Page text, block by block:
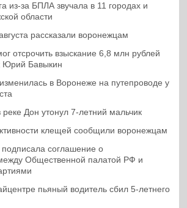
из-за БПЛА звучала в 11 городах и
области
рассказали воронежцам
отсрочить взыскание 6,8 млн рублей
Юрий Бавыкин
в Воронеже на путепроводе у
Дон утонул 7-летний мальчик
клещей сообщили воронежцам
соглашение о
Общественной палатой РФ и
пьяный водитель сбил 5-летнего